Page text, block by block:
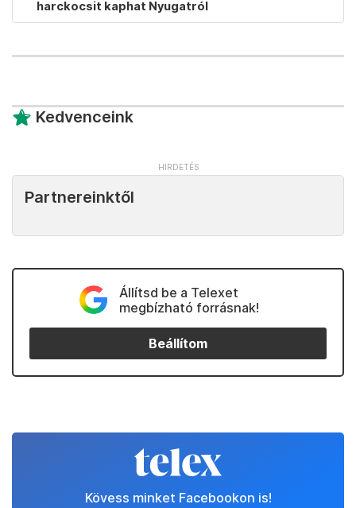
harckocsit kaphat Nyugatról
Kedvenceink
Partnereinktől
Állítsd be a Telexet
megbízható forrásnak!
Beállítom
Kövess minket Facebookon is!